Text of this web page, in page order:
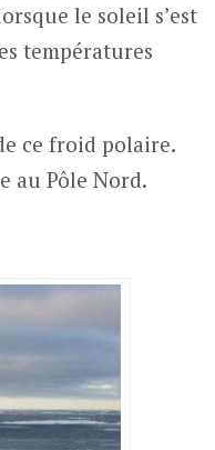
le soleil s’est
températures
ce froid polaire.
au Pôle Nord.